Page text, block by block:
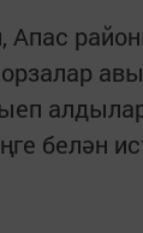
Апас
белән